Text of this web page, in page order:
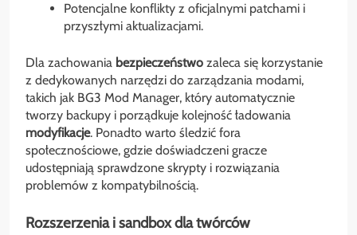
Potencjalne konflikty z oficjalnymi patchami i
przyszłymi aktualizacjami.
Dla zachowania bezpieczeństwo zaleca się korzystanie
z dedykowanych narzędzi do zarządzania modami,
takich jak BG3 Mod Manager, który automatycznie
tworzy backupy i porządkuje kolejność ładowania
modyfikacje. Ponadto warto śledzić fora
społecznościowe, gdzie doświadczeni gracze
udostępniają sprawdzone skrypty i rozwiązania
problemów z kompatybilnością.
Rozszerzenia i sandbox dla twórców